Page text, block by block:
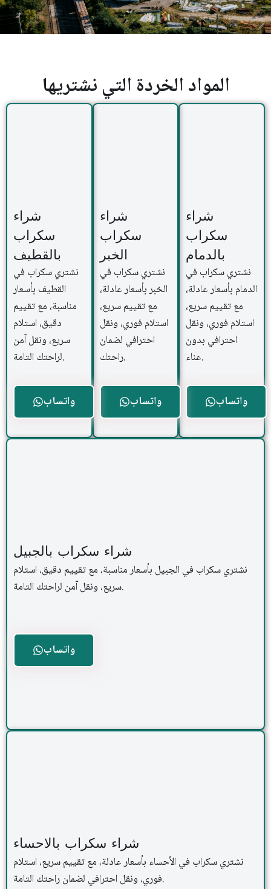
المواد الخردة التي نشتريها
شراء
سكراب
بالدمام
نشتري سكراب في
الدمام بأسعار عادلة،
مع تقييم سريع،
استلام فوري، ونقل
احترافي بدون
عناء.
واتساب
شراء
سكراب
الخبر
نشتري سكراب في
الخبر بأسعار عادلة،
مع تقييم سريع،
استلام فوري، ونقل
احترافي لضمان
راحتك.
واتساب
شراء
سكراب
بالقطيف
نشتري سكراب في
القطيف بأسعار
مناسبة، مع تقييم
دقيق، استلام
سريع، ونقل آمن
لراحتك التامة.
واتساب
شراء سكراب بالجبيل
نشتري سكراب في الجبيل بأسعار مناسبة، مع تقييم دقيق، استلام
سريع، ونقل آمن لراحتك التامة.
واتساب
شراء سكراب بالاحساء
نشتري سكراب في الأحساء بأسعار عادلة، مع تقييم سريع، استلام
فوري، ونقل احترافي لضمان راحتك التامة.